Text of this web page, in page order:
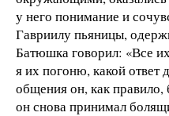
у него понимание и
Гавриилу пьяницы,
Батюшка говорил: «Все
я их погоню, какой ответ
общения он, как правило,
он снова принимал